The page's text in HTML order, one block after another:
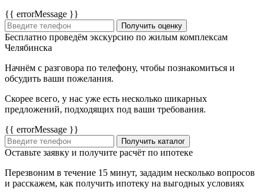
{{ errorMessage }}
Получить оценку
Бесплатно проведём экскурсию по жилым комплексам
Челябинска
Начнём с разговора по телефону, чтобы познакомиться и
обсудить ваши пожелания.
Скорее всего, у нас уже есть несколько шикарных
предложений, подходящих под ваши требования.
{{ errorMessage }}
Получить каталог
Оставьте заявку и получите расчёт по ипотеке
Перезвоним в течение 15 минут, зададим несколько вопросов
и расскажем, как получить ипотеку на выгодных условиях